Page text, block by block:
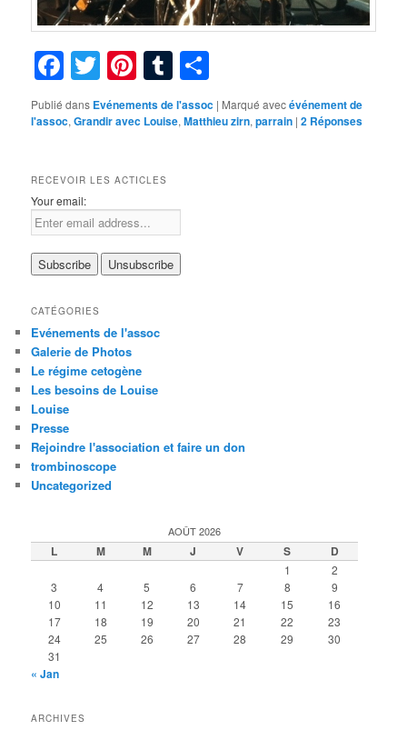
Facebook
Twitter
Pinterest
Tumblr
Publié dans Evénements de l'assoc | Marqué avecévénement de
l'assoc,Grandir avec Louise,Matthieu zirn,parrain |2 Réponses
RECEVOIR LES ACTICLES
Your email:
CATÉGORIES
Evénements de l'assoc
Galerie de Photos
Le régime cetogène
Les besoins de Louise
Louise
Presse
Rejoindre l'association et faire un don
trombinoscope
Uncategorized
AOÛT 2026
L M M J V S D
1
2
3
4 5 6 7 8
9
10
11 12 13 14 15
16
17
18 19 20 21 22
23
24
25 26 27 28 29
30
31
« Jan
ARCHIVES